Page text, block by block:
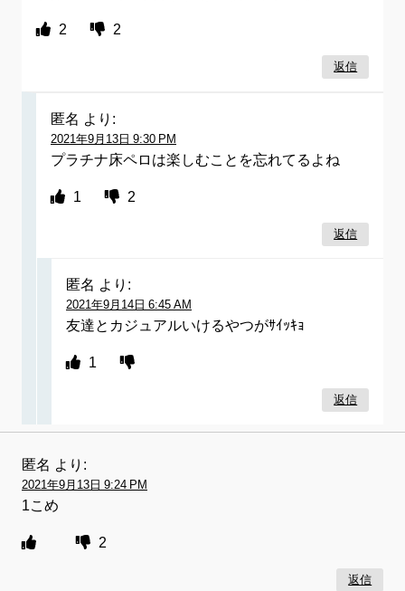
2 2
返信
匿名 より:
2021年9月13日 9:30 PM
プラチナ床ペロは楽しむことを忘れてるよね
1 2
返信
匿名 より:
2021年9月14日 6:45 AM
友達とカジュアルいけるやつがｻｲｯｷｮ
1
返信
匿名 より:
2021年9月13日 9:24 PM
1こめ
2
返信